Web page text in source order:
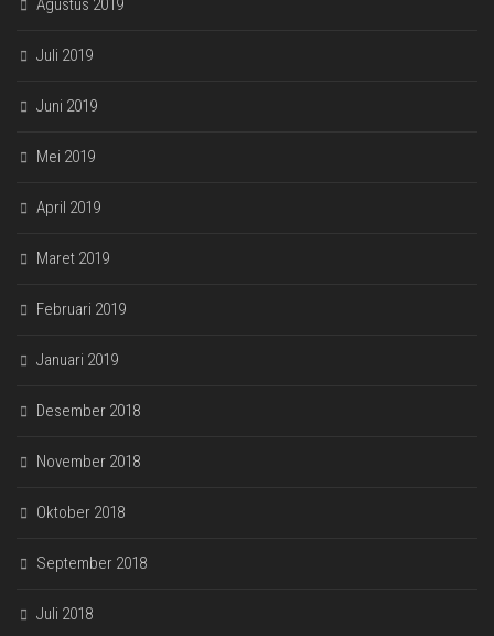
Agustus 2019
Juli 2019
Juni 2019
Mei 2019
April 2019
Maret 2019
Februari 2019
Januari 2019
Desember 2018
November 2018
Oktober 2018
September 2018
Juli 2018